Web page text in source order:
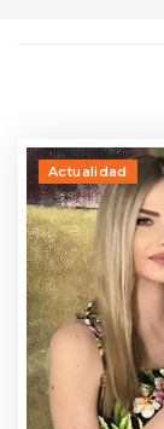
Actualidad